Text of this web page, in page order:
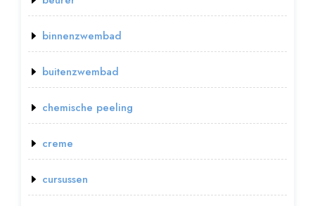
binnenzwembad
buitenzwembad
chemische peeling
creme
cursussen